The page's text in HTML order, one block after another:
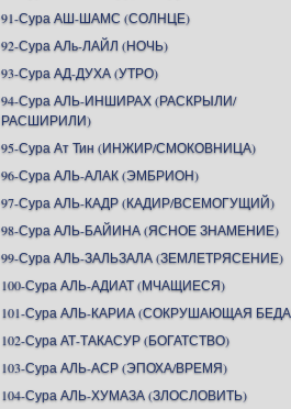
91-Сура АШ-ШАМС (СОЛНЦЕ)
92-Сура АЛь-ЛАЙЛ (НОЧЬ)
93-Сура АД-ДУХА (УТРО)
94-Сура АЛЬ-ИНШИРАХ (РАСКРЫЛИ/
РАСШИРИЛИ)
95-Сура Ат Тин (ИНЖИР/СМОКОВНИЦА)
96-Сура АЛЬ-АЛАК (ЭМБРИОН)
97-Сура АЛЬ-КАДР (КАДИР/ВСЕМОГУЩИЙ)
98-Сура АЛЬ-БАЙИНА (ЯСНОЕ ЗНАМЕНИЕ)
99-Сура АЛЬ-ЗАЛЬЗАЛА (ЗЕМЛЕТРЯСЕНИЕ)
100-Сура АЛЬ-АДИАТ (МЧАЩИЕСЯ)
101-Сура АЛЬ-КАРИА (СОКРУШАЮЩАЯ
102-Сура АТ-ТАКАСУР (БОГАТСТВО)
103-Сура АЛЬ-АСР (ЭПОХА/ВРЕМЯ)
104-Сура АЛЬ-ХУМАЗА (ЗЛОСЛОВИТЬ)